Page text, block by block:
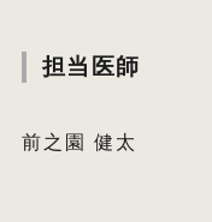
担当医師
前之園 健太